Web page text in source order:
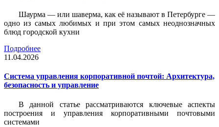
Шаурма — или шаверма, как её называют в Петербурге —
одно из самых любимых и при этом самых неоднозначных
блюд городской кухни
Подробнее
11.04.2026
Система управления корпоративной почтой: Архитектура,
безопасность и управление
В данной статье рассматриваются ключевые аспекты
построения и управления корпоративными почтовыми
системами